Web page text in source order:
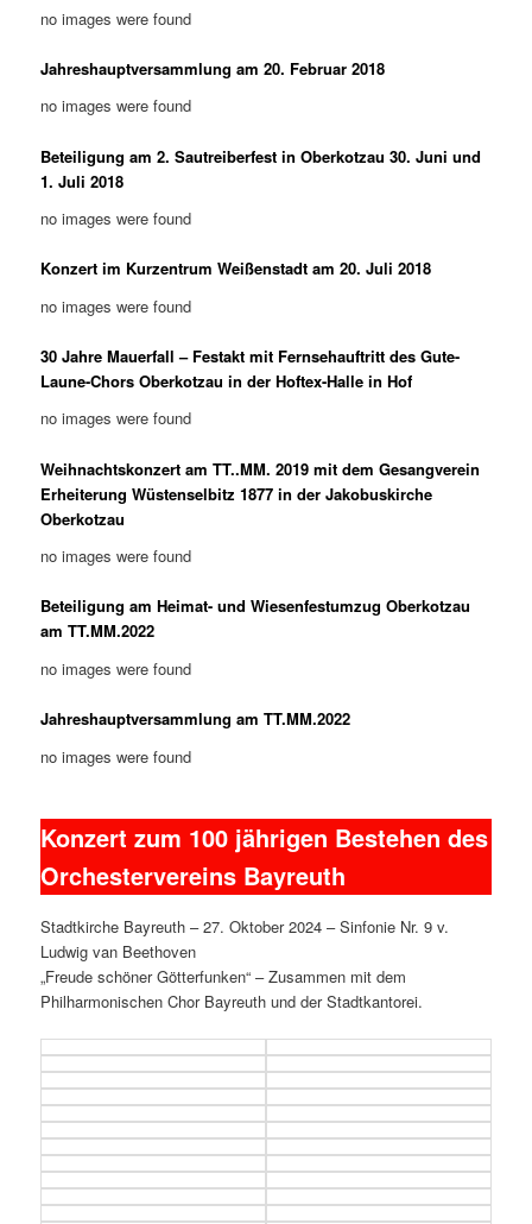
no images were found
Jahreshauptversammlung am 20. Februar 2018
no images were found
Beteiligung am 2. Sautreiberfest in Oberkotzau 30. Juni und
1. Juli 2018
no images were found
Konzert im Kurzentrum Weißenstadt am 20. Juli 2018
no images were found
30 Jahre Mauerfall – Festakt mit Fernsehauftritt des Gute-
Laune-Chors Oberkotzau in der Hoftex-Halle in Hof
no images were found
Weihnachtskonzert am TT..MM. 2019 mit dem Gesangverein
Erheiterung Wüstenselbitz 1877 in der Jakobuskirche
Oberkotzau
no images were found
Beteiligung am Heimat- und Wiesenfestumzug Oberkotzau
am TT.MM.2022
no images were found
Jahreshauptversammlung am TT.MM.2022
no images were found
Konzert zum 100 jährigen Bestehen des
Orchestervereins Bayreuth
Stadtkirche Bayreuth – 27. Oktober 2024 – Sinfonie Nr. 9 v.
Ludwig van Beethoven
„Freude schöner Götterfunken“ – Zusammen mit dem
Philharmonischen Chor Bayreuth und der Stadtkantorei.